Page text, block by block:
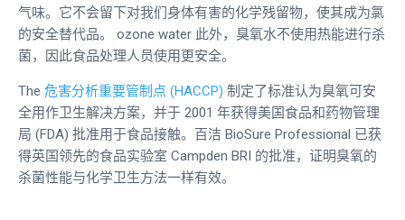
气味。它不会留下对我们身体有害的化学残留物，使其成为氯
的安全替代品。 ozone water 此外，臭氧水不使用热能进行杀
菌，因此食品处理人员使用更安全。
The 危害分析重要管制点 (HACCP) 制定了标准认为臭氧可安
全用作卫生解决方案，并于 2001 年获得美国食品和药物管理
局 (FDA) 批准用于食品接触。百洁 BioSure Professional 已获
得英国领先的食品实验室 Campden BRI 的批准，证明臭氧的
杀菌性能与化学卫生方法一样有效。